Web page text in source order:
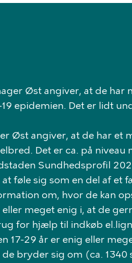
Øst angiver, at de har
epidemien. Det er lidt
Øst angiver, at de har et
Det er ca. på niveau
Sundhedsprofil
føle sig som en del af et
om, hvor de kan
meget enig i, at de
for hjælp til indkøb
17-29 år er enig eller
bryder sig om (ca.